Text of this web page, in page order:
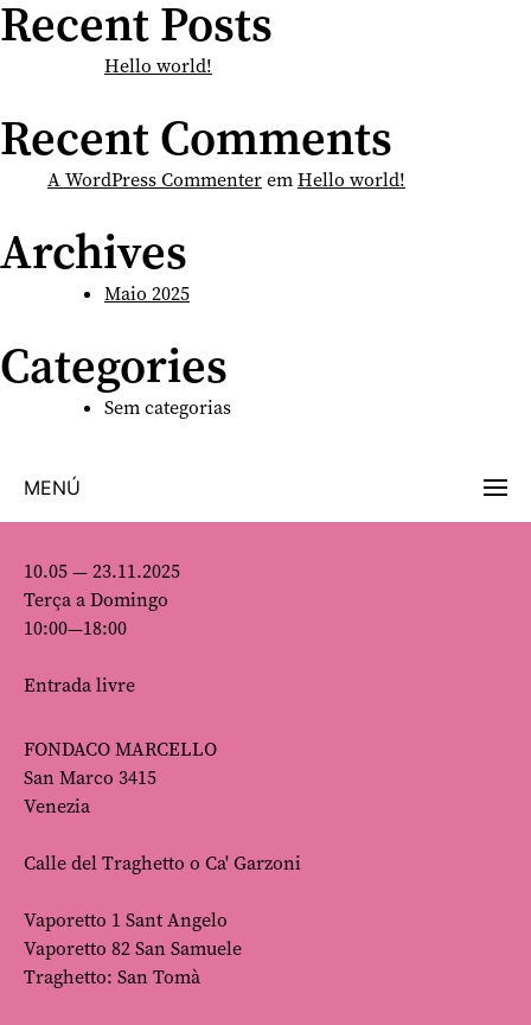
Recent Posts
Hello world!
Recent Comments
A WordPress CommenteremHello world!
Archives
Maio 2025
Categories
Sem categorias
MENÚ
10.05 — 23.11.2025
Terça a Domingo
10:00—18:00
Entrada livre
FONDACO MARCELLO
San Marco 3415
Venezia
Calle del Traghetto o Ca' Garzoni
Vaporetto 1 Sant Angelo
Vaporetto 82 San Samuele
Traghetto: San Tomà